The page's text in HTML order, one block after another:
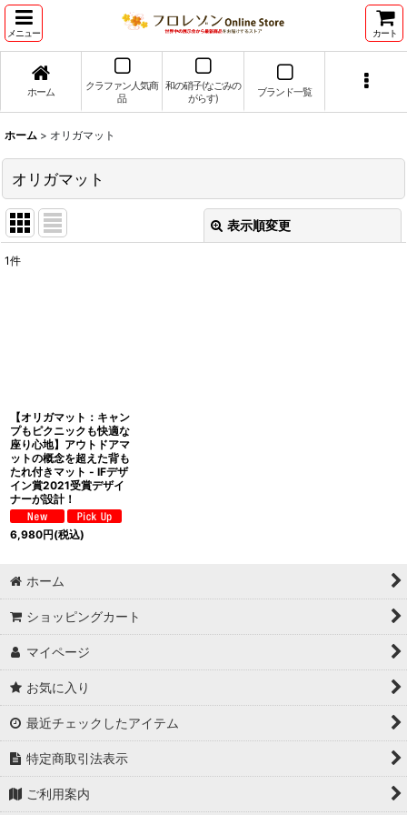
メニュー カート
ホーム
クラファン人気商
品
和の硝子(なごみの
がらす)
ブランド一覧
ホーム > オリガマット
オリガマット
表示順変更
1件
【オリガマット：キャン
プもピクニックも快適な
座り心地】アウトドアマ
ットの概念を超えた背も
たれ付きマット - IFデザ
イン賞2021受賞デザイ
ナーが設計！
6,980円(税込)
ホーム
ショッピングカート
マイページ
お気に入り
最近チェックしたアイテム
特定商取引法表示
ご利用案内